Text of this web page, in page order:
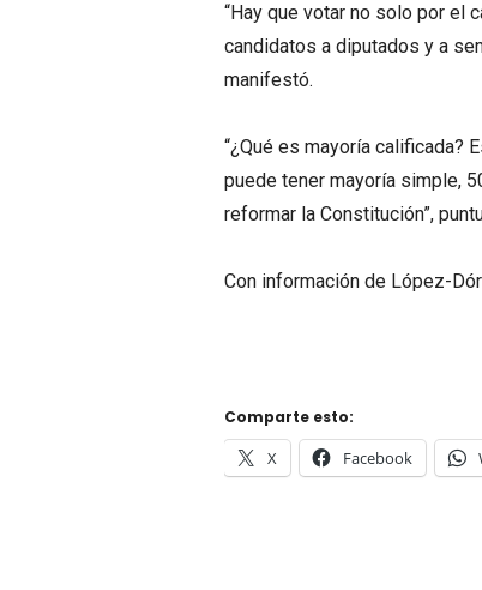
“Hay que votar no solo por el
candidatos a diputados y a
manifestó.
“¿Qué es mayoría calificada?
puede tener mayoría simple,
reformar la Constitución”,
Con información de López-
Comparte esto:
X Facebook